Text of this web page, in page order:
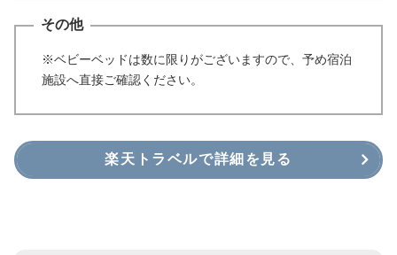
その他
※ベビーベッドは数に限りがございますので、予め宿泊
施設へ直接ご確認ください。
楽天トラベルで詳細を見る